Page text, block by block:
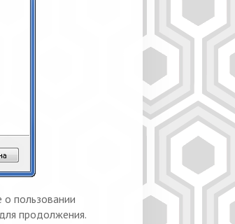
о пользовании
для продолжения.